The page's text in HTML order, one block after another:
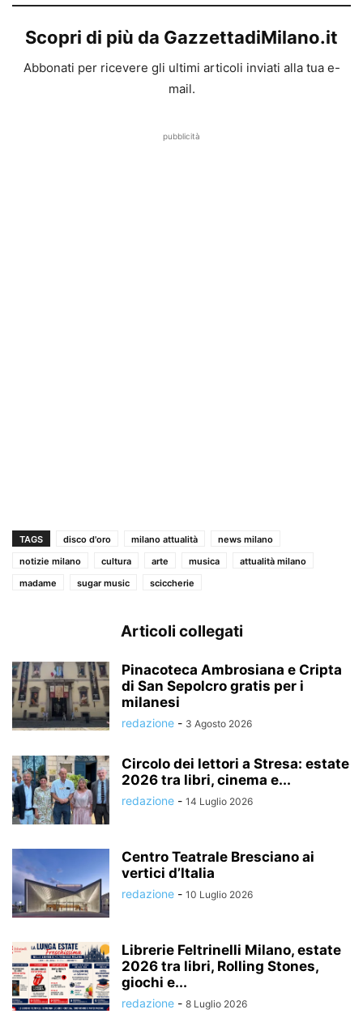
Scopri di più da GazzettadiMilano.it
Abbonati per ricevere gli ultimi articoli inviati alla tua e-
mail.
pubblicità
TAGS disco d'oro milano attualità
news milano
notizie milano
cultura arte musica
attualità milano
madame
sugar music sciccherie
Articoli collegati
Pinacoteca Ambrosiana e Cripta
di San Sepolcro gratis per i
milanesi
redazione - 3 Agosto 2026
Circolo dei lettori a Stresa: estate
2026 tra libri, cinema e...
redazione - 14 Luglio 2026
Centro Teatrale Bresciano ai
vertici d’Italia
redazione - 10 Luglio 2026
Librerie Feltrinelli Milano, estate
2026 tra libri, Rolling Stones,
giochi e...
redazione - 8 Luglio 2026